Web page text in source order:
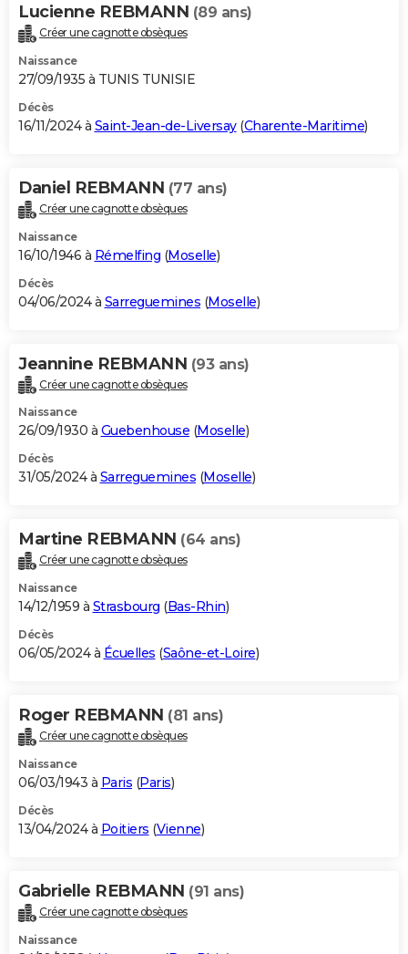
Lucienne REBMANN (89 ans)
Créer une cagnotte obsèques
Naissance
27/09/1935 à TUNIS TUNISIE
Décès
16/11/2024 à Saint-Jean-de-Liversay(Charente-Maritime)
Daniel REBMANN (77 ans)
Créer une cagnotte obsèques
Naissance
16/10/1946 à Rémelfing (Moselle)
Décès
04/06/2024 à Sarreguemines (Moselle)
Jeannine REBMANN (93 ans)
Créer une cagnotte obsèques
Naissance
26/09/1930 à Guebenhouse (Moselle)
Décès
31/05/2024 à Sarreguemines (Moselle)
Martine REBMANN (64 ans)
Créer une cagnotte obsèques
Naissance
14/12/1959 à Strasbourg (Bas-Rhin)
Décès
06/05/2024 à Écuelles (Saône-et-Loire)
Roger REBMANN (81 ans)
Créer une cagnotte obsèques
Naissance
06/03/1943 à Paris (Paris)
Décès
13/04/2024 à Poitiers (Vienne)
Gabrielle REBMANN (91 ans)
Créer une cagnotte obsèques
Naissance